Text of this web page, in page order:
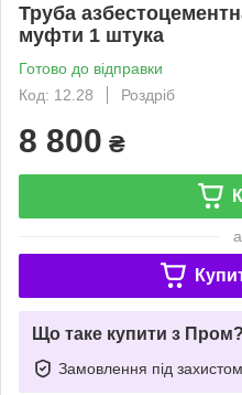
Труба
муфти 1 штука
Готово до відправки
Код: 12.28
Роздріб
8 800 ₴
Що таке купити з Пром?
Замовлення під захистом